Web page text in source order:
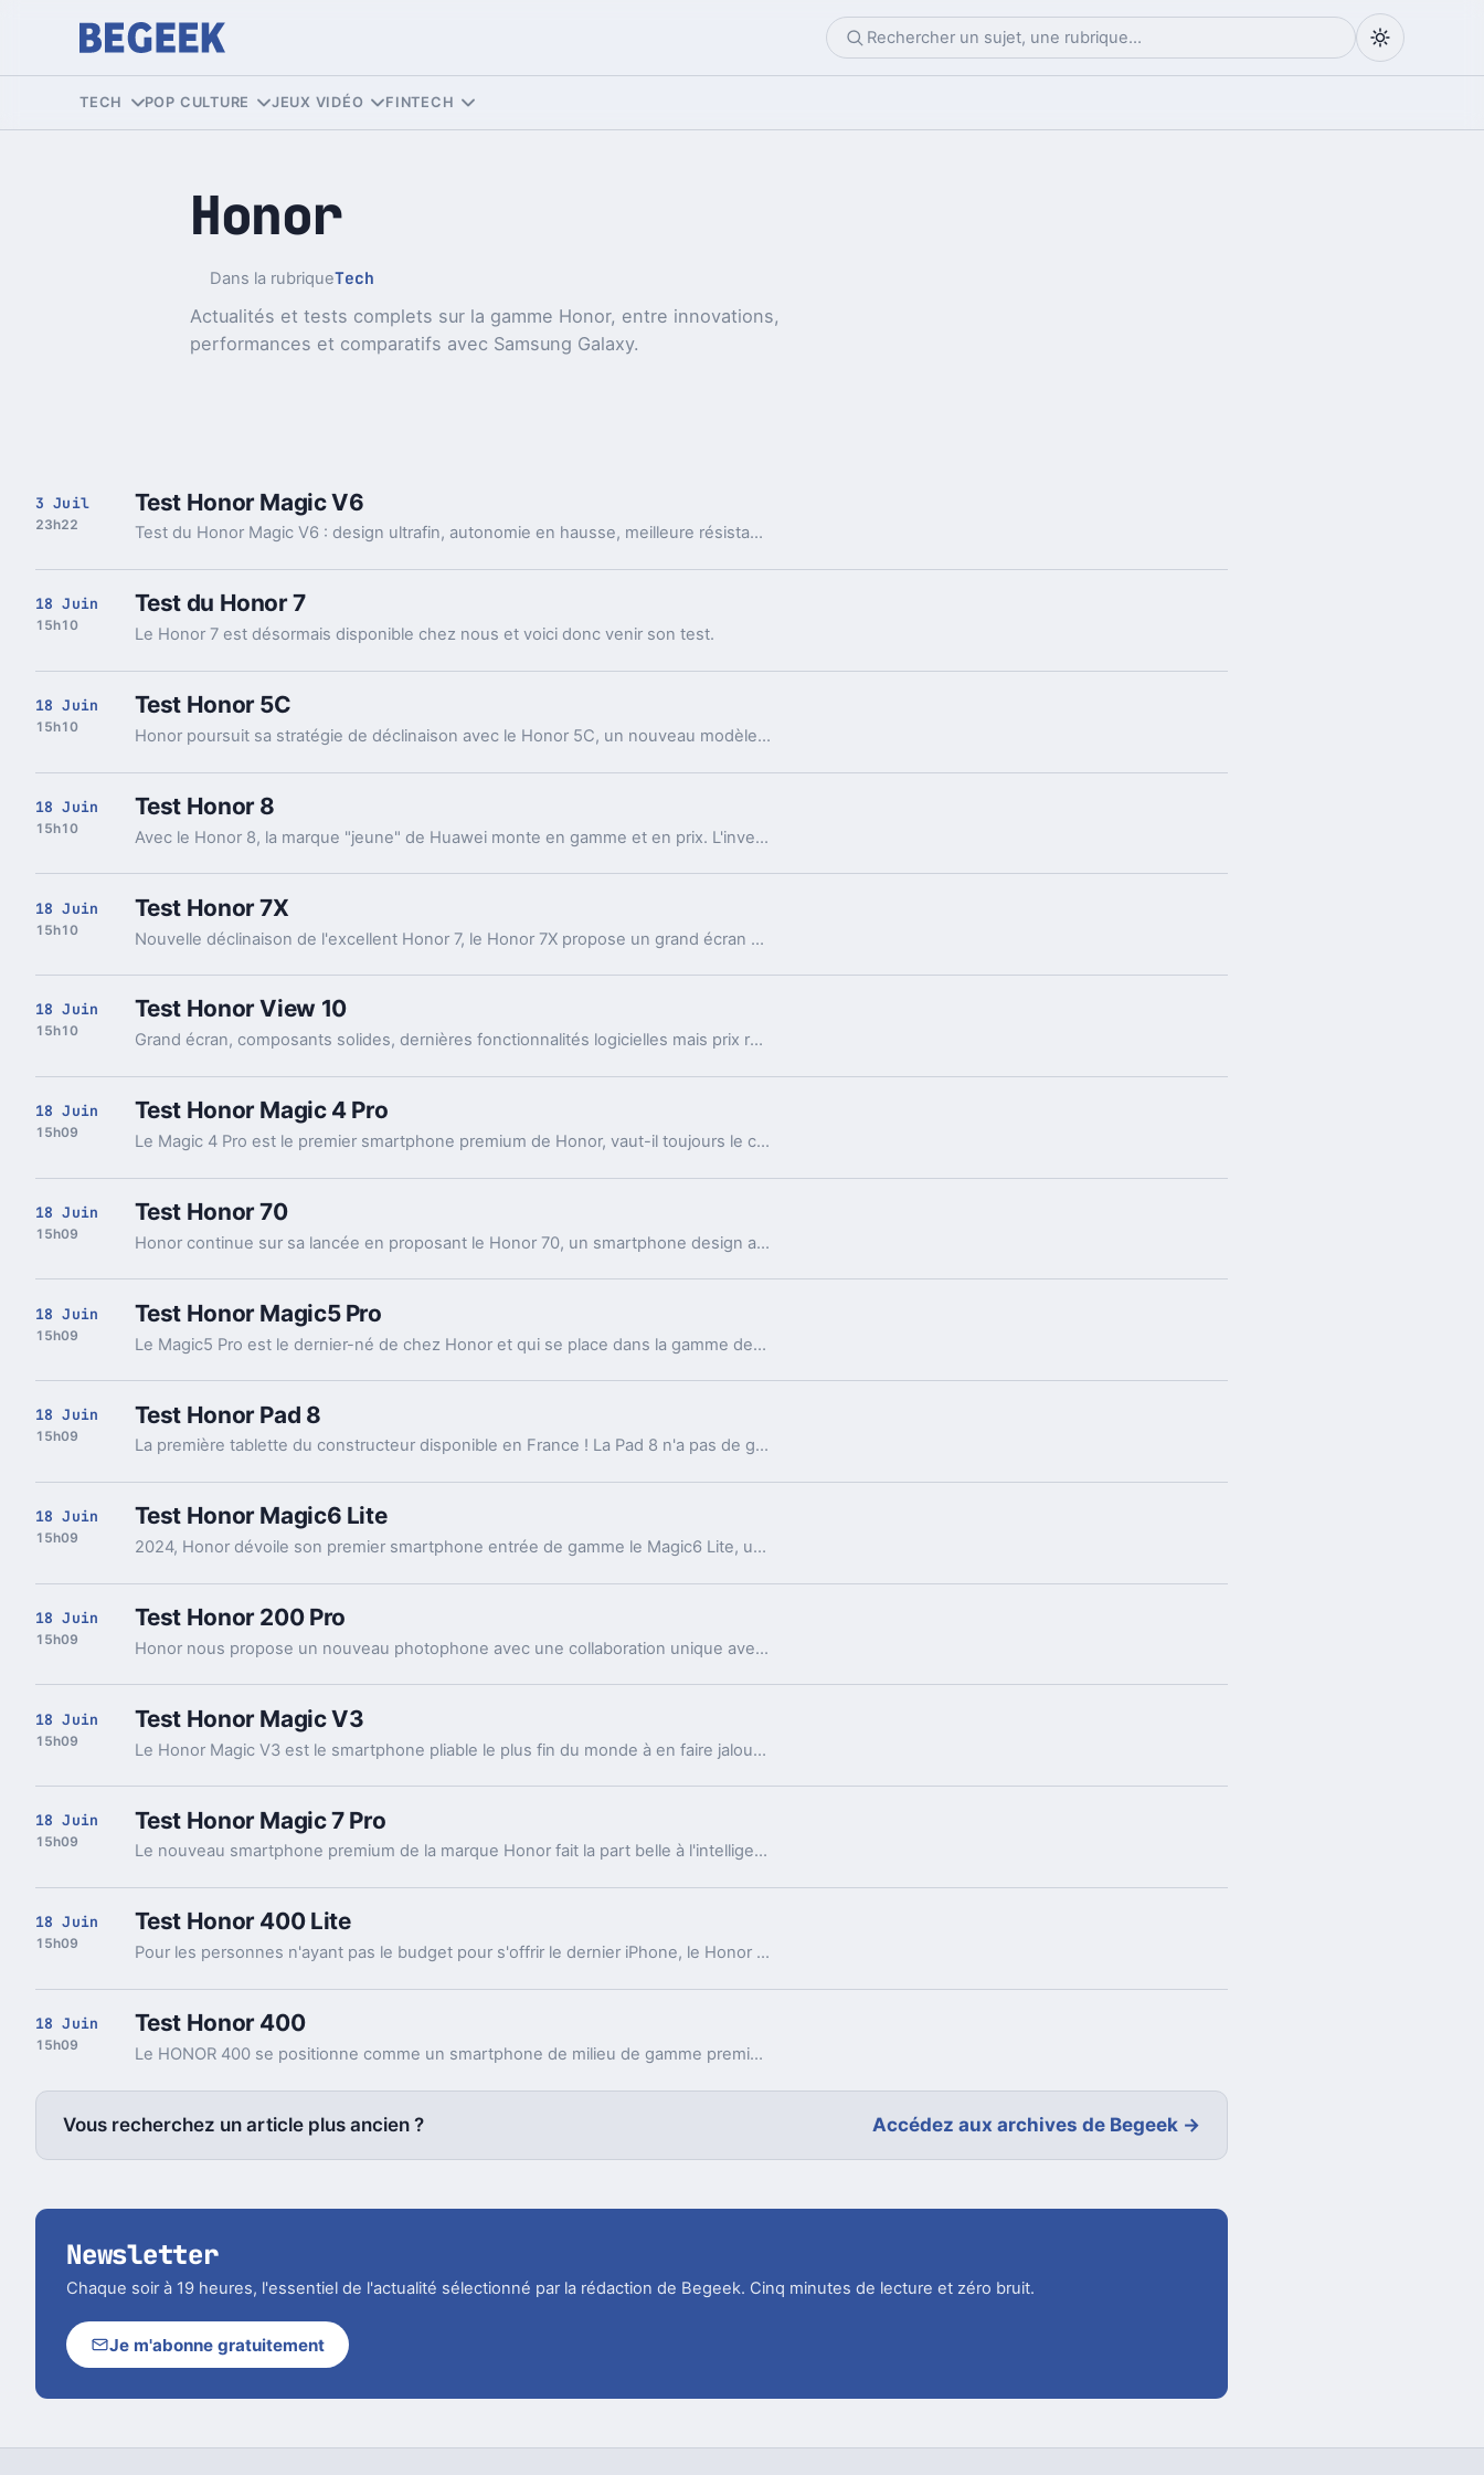
TECH POP CULTURE JEUX VIDÉO FINTECH
Honor
Dans la rubriqueTech
Actualités et tests complets sur la gamme Honor, entre innovations,
performances et comparatifs avec Samsung Galaxy.
3 Juil
23h22
Test Honor Magic V6
Test du Honor Magic V6 : design ultrafin, autonomie en hausse, meilleure résistance et expérience premium pour ce smartphone pliable nouvelle génération.
18 Juin
15h10
Test du Honor 7
Le Honor 7 est désormais disponible chez nous et voici donc venir son test.
18 Juin
15h10
Test Honor 5C
Honor poursuit sa stratégie de déclinaison avec le Honor 5C, un nouveau modèle de smartphone Android au prix plancher malgré son corps en métal et sa fiche technique prometteuse.
18 Juin
15h10
Test Honor 8
Avec le Honor 8, la marque "jeune" de Huawei monte en gamme et en prix. L'investissement vaut-il le coup ? Voici le test pour le savoir.
18 Juin
15h10
Test Honor 7X
Nouvelle déclinaison de l'excellent Honor 7, le Honor 7X propose un grand écran 18:9 pour profiter au mieux de son contenu multimédia. Voici le test complet de ce terminal à 300 euros.
18 Juin
15h10
Test Honor View 10
Grand écran, composants solides, dernières fonctionnalités logicielles mais prix raisonnable... le Honor View 10 a tout sur le papier pour aller se frotter au haut de gamme de la concurrence.
18 Juin
15h09
Test Honor Magic 4 Pro
Le Magic 4 Pro est le premier smartphone premium de Honor, vaut-il toujours le coup après de nombreux mois depuis sa sortie ? Notre test :
18 Juin
15h09
Test Honor 70
Honor continue sur sa lancée en proposant le Honor 70, un smartphone design avec un prix attractif pour ce milieu de gamme. Voici notre retour :
18 Juin
15h09
Test Honor Magic5 Pro
Le Magic5 Pro est le dernier-né de chez Honor et qui se place dans la gamme des smartphones premium. Un design qui reste dans la ligné des Magic avec une fiche technique à la pointe.
18 Juin
15h09
Test Honor Pad 8
La première tablette du constructeur disponible en France ! La Pad 8 n'a pas de grosses ambitions de numéro 1 mais de devenir une tablette multimédia accessible à tous.
18 Juin
15h09
Test Honor Magic6 Lite
2024, Honor dévoile son premier smartphone entrée de gamme le Magic6 Lite, un smartphone capable de résister aux chocs et aux chutes ! Voici notre test.
18 Juin
15h09
Test Honor 200 Pro
Honor nous propose un nouveau photophone avec une collaboration unique avec Studio Harcourt pour la partie portrait, mais est-ce que le téléphone est bon ?
18 Juin
15h09
Test Honor Magic V3
Le Honor Magic V3 est le smartphone pliable le plus fin du monde à en faire jalouser Samsung. Un smartphone très onéreux à quasiment 2000 euros avec des caractéristiques haut de gamme.
18 Juin
15h09
Test Honor Magic 7 Pro
Le nouveau smartphone premium de la marque Honor fait la part belle à l'intelligence artificielle. Voyons ce qu'il a dans le ventre !
18 Juin
15h09
Test Honor 400 Lite
Pour les personnes n'ayant pas le budget pour s'offrir le dernier iPhone, le Honor 400 Lite pourrait être une solution tellement ce dernier lui ressemble mais pour 3 fois moins cher ! On vous dit ce qu'il vaut.
18 Juin
15h09
Test Honor 400
Le HONOR 400 se positionne comme un smartphone de milieu de gamme premium, offrant des fonctionnalités avancées à un prix compétitif. Il se distingue par son design élégant, ses performances solides et ses capacités photographiques renforcées par l'intelligence artificielle.
Vous recherchez un article plus ancien ? Accédez aux archives de Begeek →
Newsletter
Chaque soir à 19 heures, l'essentiel de l'actualité sélectionné par la rédaction de Begeek. Cinq minutes de lecture et zéro bruit.
Je m'abonne gratuitement